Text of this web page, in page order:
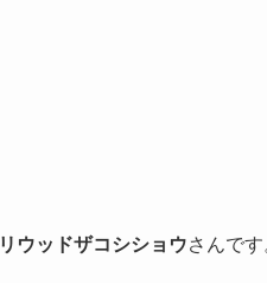
ウッドザコシショウさんです